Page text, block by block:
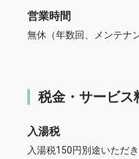
営業時間
無休（年数回、メンテナ
税金・サービス
入湯税
入湯税150円別途いただき